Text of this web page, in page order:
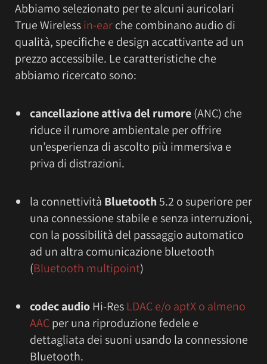
Abbiamo selezionato per te alcuni auricolari
True Wirelessin-earche combinano audio di
qualità, specifiche e design accattivante ad un
prezzo accessibile. Le caratteristiche che
abbiamo ricercato sono:
cancellazione attiva del rumore(ANC) che
riduce il rumore ambientale per offrire
un’esperienza di ascolto più immersiva e
priva di distrazioni.
la connettività Bluetooth5.2 o superiore per
una connessione stabile e senza interruzioni,
con la possibilità del passaggio automatico
ad un altra comunicazione bluetooth
(Bluetooth multipoint)
codec audioHi-Res LDAC e/o aptX o almeno
AACper una riproduzione fedele e
dettagliata dei suoni usando la connessione
Bluetooth.